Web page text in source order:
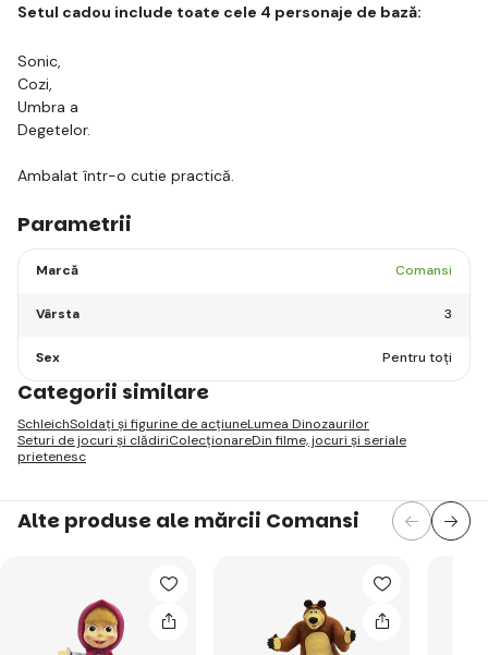
Setul cadou include toate cele 4 personaje de bază:
Sonic,
Cozi,
Umbra a
Degetelor.
Ambalat într-o cutie practică.
Parametrii
Marcă Comansi
Vârsta 3
Sex Pentru toți
Categorii similare
SchleichSoldați și figurine de acțiuneLumea Dinozaurilor
Seturi de jocuri și clădiriColecționareDin filme, jocuri și seriale
prietenesc
Alte produse ale mărcii Comansi